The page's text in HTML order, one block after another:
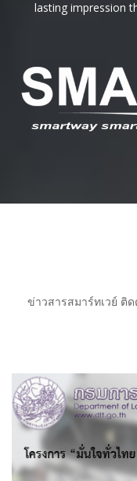
lasting impression
ข่าวสารสมาร์ทเวย์ ติ